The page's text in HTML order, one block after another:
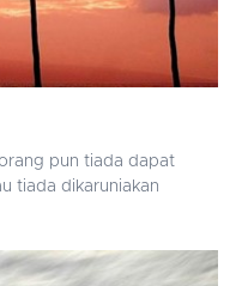
pun tiada dapat
tiada dikaruniakan